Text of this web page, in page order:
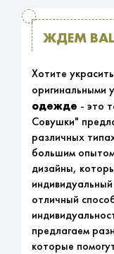
ЖДЕМ
Хотите
оригинальными
одежде - это
Совушки"
различных
большим
дизайны,
отличный
предлагаем
которые